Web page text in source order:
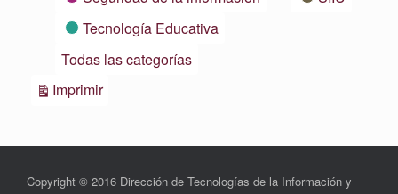
Tecnología Educativa
Todas las categorías
ImprimirVistas
Copyright © 2016 Dirección de Tecnologías de la Información y